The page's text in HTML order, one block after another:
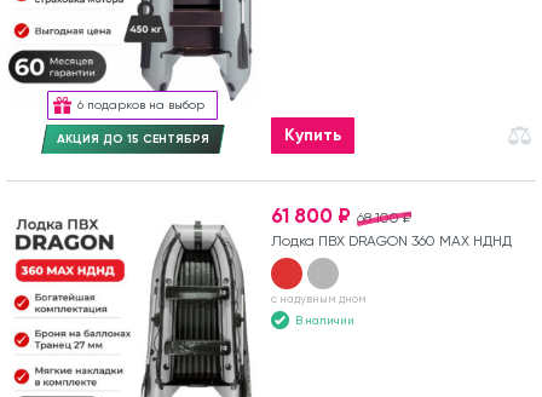
6 подарков на выбор
АКЦИЯ ДО 15 СЕНТЯБРЯ Купить
68 100 ₽
61 800 ₽
Лодка ПВХ DRAGON 360 MAX НДНД
с надувным дном
В наличии